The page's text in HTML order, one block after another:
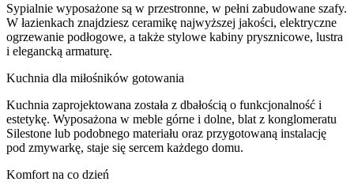
Sypialnie wyposażone są w przestronne, w pełni zabudowane szafy.
W łazienkach znajdziesz ceramikę najwyższej jakości, elektryczne
ogrzewanie podłogowe, a także stylowe kabiny prysznicowe, lustra
i elegancką armaturę.
Kuchnia dla miłośników gotowania
Kuchnia zaprojektowana została z dbałością o funkcjonalność i
estetykę. Wyposażona w meble górne i dolne, blat z konglomeratu
Silestone lub podobnego materiału oraz przygotowaną instalację
pod zmywarkę, staje się sercem każdego domu.
Komfort na co dzień